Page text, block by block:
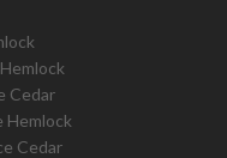
Cedar
Hemlock
Cedar